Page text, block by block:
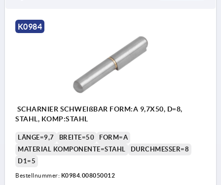
K0984
SCHARNIER SCHWEIßBAR FORM:A 9,7X50, D=8,
STAHL, KOMP:STAHL
LÄNGE=9,7 BREITE=50
FORM=A
MATERIAL KOMPONENTE=STAHL
DURCHMESSER=8
D1=5
Bestellnummer: K0984.008050012